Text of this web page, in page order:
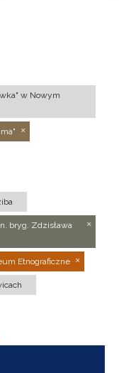
w Nowym
bryg. Zdzisława
Etnograficzne